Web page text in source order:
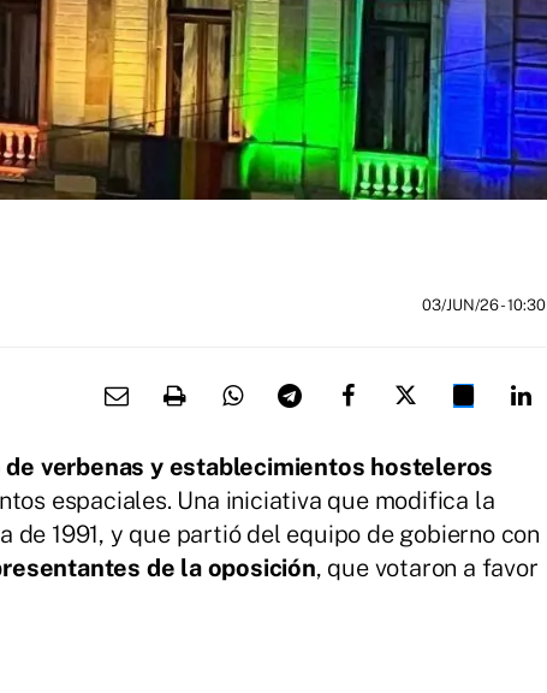
03/JUN/26- 10:30
verbenas y establecimientos hosteleros
espaciales. Una iniciativa que modifica la
1991, y que partió del equipo de gobierno con
de la oposición, que votaron a favor